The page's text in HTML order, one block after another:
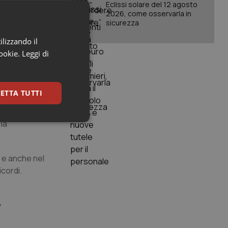
quanto
a
anche nel
Eclissi solare del 12 agosto
2026, come osservarla in
sicurezza
il
Leggi di
TUTTI